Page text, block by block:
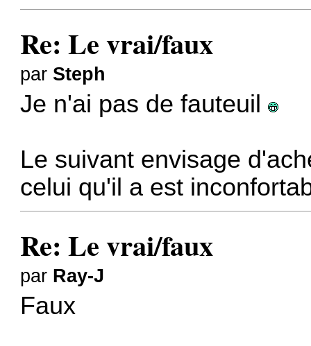
Re: Le vrai/faux
par Steph
Je n'ai pas de fauteuil
Le suivant envisage
celui qu'il a est
Re: Le vrai/faux
par Ray-J
Faux